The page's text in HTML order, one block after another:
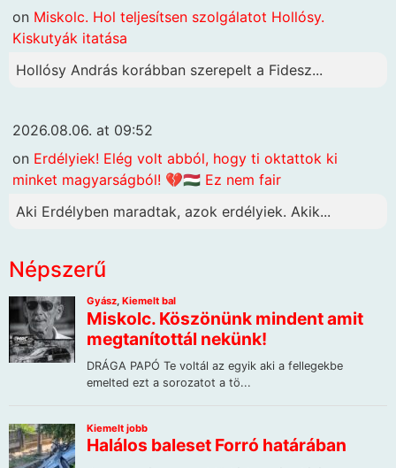
on Miskolc. Hol teljesítsen szolgálatot Hollósy.
Kiskutyák itatása
Hollósy András korábban szerepelt a Fidesz...
2026.08.06. at 09:52
on Erdélyiek! Elég volt abból, hogy ti oktattok ki
minket magyarságból! 💔🇭🇺 Ez nem fair
Aki Erdélyben maradtak, azok erdélyiek. Akik...
Népszerű